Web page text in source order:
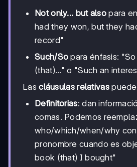
Not only... but also para
had they won, but they
record"
Such/So para énfasis:
(that)..." o "Such an
Lascláusulas relativas
Definitorias: dan
comas. Podemos
who/which/when/why
pronombre cuando es
book (that) I bought"